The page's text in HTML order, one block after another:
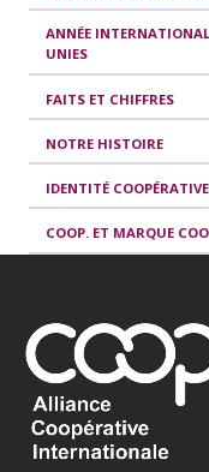
ANNÉE
UNIES
FAITS ET CHIFFRES
NOTRE HISTOIRE
IDENTITÉ COOPÉRATIVE
COOP. ET MARQUE